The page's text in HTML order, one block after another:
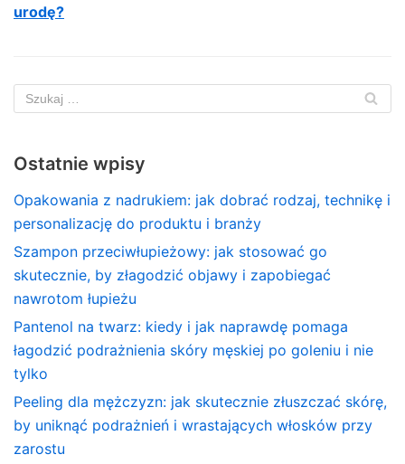
urodę?
Ostatnie wpisy
Opakowania z nadrukiem: jak dobrać rodzaj, technikę i
personalizację do produktu i branży
Szampon przeciwłupieżowy: jak stosować go
skutecznie, by złagodzić objawy i zapobiegać
nawrotom łupieżu
Pantenol na twarz: kiedy i jak naprawdę pomaga
łagodzić podrażnienia skóry męskiej po goleniu i nie
tylko
Peeling dla mężczyzn: jak skutecznie złuszczać skórę,
by uniknąć podrażnień i wrastających włosków przy
zarostu